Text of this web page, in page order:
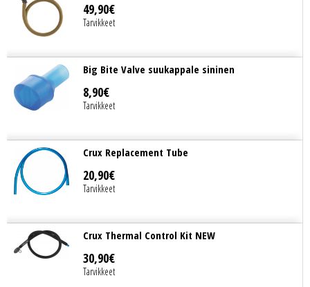
49,90€
Tarvikkeet
Big Bite Valve suukappale sininen
8,90€
Tarvikkeet
Crux Replacement Tube
20,90€
Tarvikkeet
Crux Thermal Control Kit NEW
30,90€
Tarvikkeet